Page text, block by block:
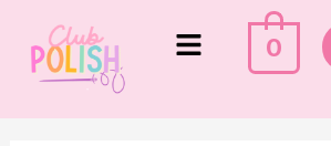
contenido
Menú 0